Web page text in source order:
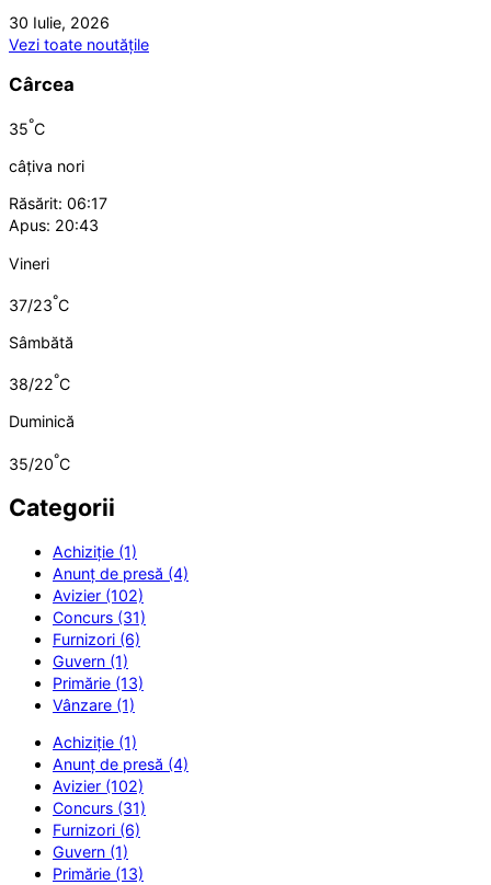
30 Iulie, 2026
Vezi toate noutățile
Cârcea
35°C
câțiva nori
Răsărit: 06:17
Apus: 20:43
Vineri
37/23°C
Sâmbătă
38/22°C
Duminică
35/20°C
Categorii
Achiziție (1)
Anunț de presă (4)
Avizier (102)
Concurs (31)
Furnizori (6)
Guvern (1)
Primărie (13)
Vânzare (1)
Achiziție (1)
Anunț de presă (4)
Avizier (102)
Concurs (31)
Furnizori (6)
Guvern (1)
Primărie (13)